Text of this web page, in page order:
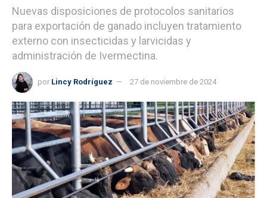
Nuevas disposiciones de protocolos sanitarios
para exportación de ganado incluyen tratamiento
externo con insecticidas y larvicidas y
administración de Ivermectina.
por Lincy Rodríguez 27 de noviembre de 2024